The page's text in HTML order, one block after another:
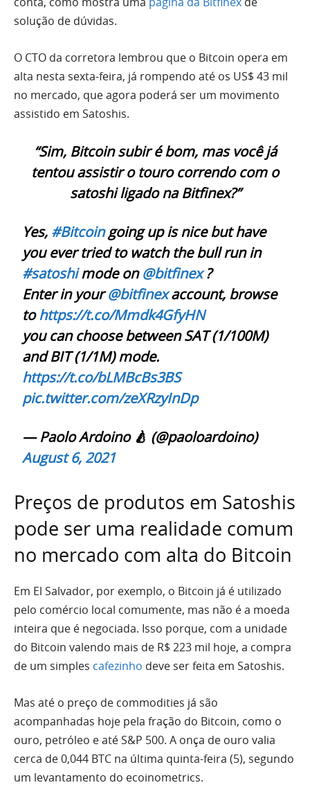
solução de dúvidas.
O CTO da corretora lembrou que o Bitcoin opera em
alta nesta sexta-feira, já rompendo até os US$ 43 mil
no mercado, que agora poderá ser um movimento
assistido em Satoshis.
“Sim, Bitcoin subir é bom, mas você já
tentou assistir o touro correndo com o
satoshi ligado na Bitfinex?”
Yes, #Bitcoingoing up is nice but have
you ever tried to watch the bull run in
#satoshimode on@bitfinex?
Enter in your@bitfinexaccount, browse
tohttps://t.co/Mmdk4GfyHN
you can choose between SAT (1/100M)
and BIT (1/1M) mode.
https://t.co/bLMBcBs3BS
pic.twitter.com/zeXRzyInDp
— Paolo Ardoino 🍐 (@paoloardoino)
August 6, 2021
Preços de produtos em Satoshis
pode ser uma realidade comum
no mercado com alta do Bitcoin
Em El Salvador, por exemplo, o Bitcoin já é utilizado
pelo comércio local comumente, mas não é a moeda
inteira que é negociada. Isso porque, com a unidade
do Bitcoin valendo mais de R$ 223 mil hoje, a compra
de um simples cafezinho deve ser feita em Satoshis.
Mas até o preço de commodities já são
acompanhadas hoje pela fração do Bitcoin, como o
ouro, petróleo e até S&P 500. A onça de ouro valia
cerca de 0,044 BTC na última quinta-feira (5), segundo
um levantamento do ecoinometrics.